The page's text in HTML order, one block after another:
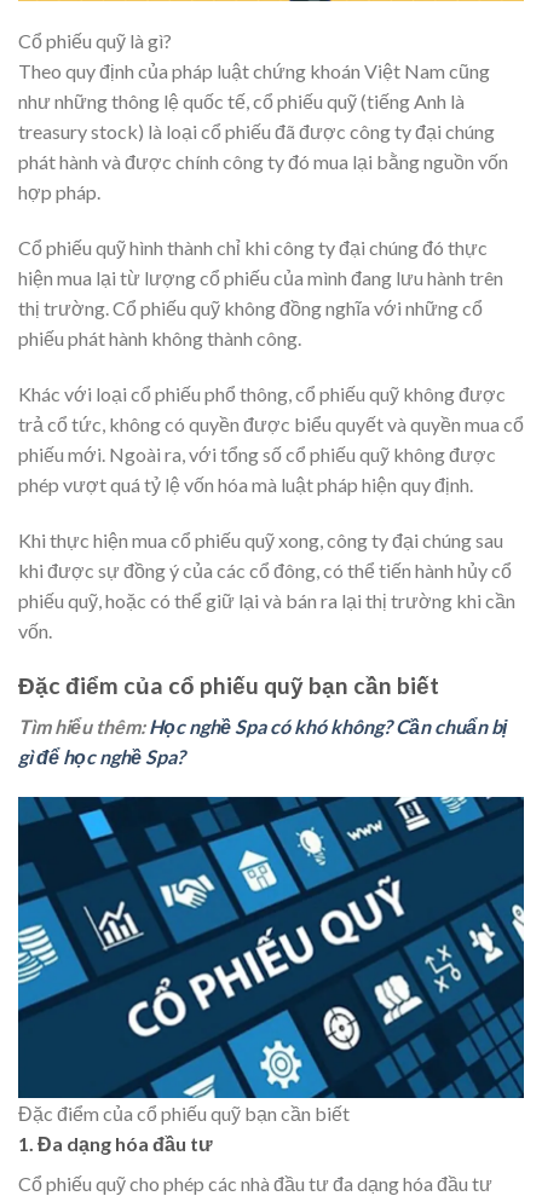
Cổ phiếu quỹ là gì?
Theo quy định của pháp luật chứng khoán Việt Nam cũng
như những thông lệ quốc tế, cổ phiếu quỹ (tiếng Anh là
treasury stock) là loại cổ phiếu đã được công ty đại chúng
phát hành và được chính công ty đó mua lại bằng nguồn vốn
hợp pháp.
Cổ phiếu quỹ hình thành chỉ khi công ty đại chúng đó thực
hiện mua lại từ lượng cổ phiếu của mình đang lưu hành trên
thị trường. Cổ phiếu quỹ không đồng nghĩa với những cổ
phiếu phát hành không thành công.
Khác với loại cổ phiếu phổ thông, cổ phiếu quỹ không được
trả cổ tức, không có quyền được biểu quyết và quyền mua cổ
phiếu mới. Ngoài ra, với tổng số cổ phiếu quỹ không được
phép vượt quá tỷ lệ vốn hóa mà luật pháp hiện quy định.
Khi thực hiện mua cổ phiếu quỹ xong, công ty đại chúng sau
khi được sự đồng ý của các cổ đông, có thể tiến hành hủy cổ
phiếu quỹ, hoặc có thể giữ lại và bán ra lại thị trường khi cần
vốn.
Đặc điểm của cổ phiếu quỹ bạn cần biết
Tìm hiểu thêm:Học nghề Spa có khó không? Cần chuẩn bị
gì để học nghề Spa?
Đặc điểm của cổ phiếu quỹ bạn cần biết
1. Đa dạng hóa đầu tư
Cổ phiếu quỹ cho phép các nhà đầu tư đa dạng hóa đầu tư